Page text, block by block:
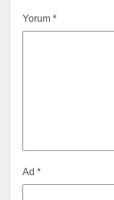
Yorum *
Ad *